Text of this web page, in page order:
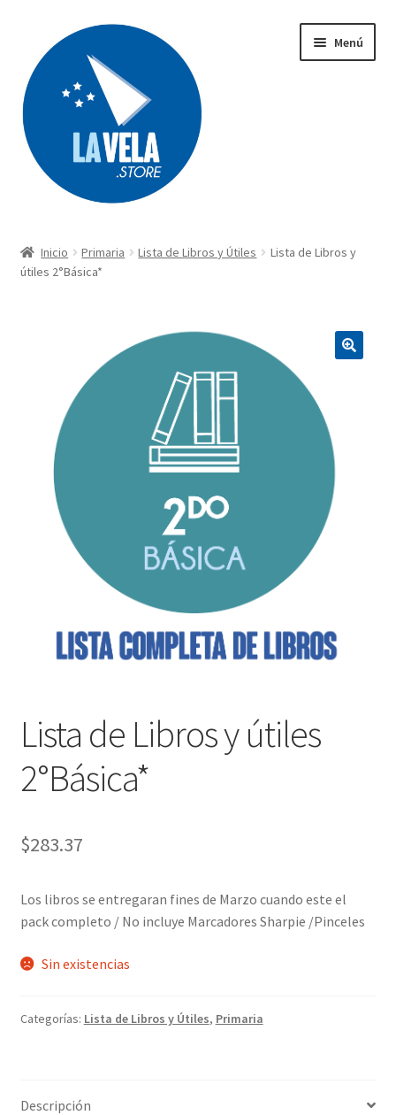
la
navegación
contenido
Menú
Acerca de Lavela
Finalizar compra
Inicio Primaria Lista de Libros y Útiles
Lista de Libros y
útiles 2°Básica*
Lista de Libros y útiles
2°Básica*
$283.37
Los libros se entregaran fines de Marzo cuando este el
pack completo / No incluye Marcadores Sharpie /Pinceles
Sin existencias
Categorías: Lista de Libros y Útiles, Primaria
Descripción